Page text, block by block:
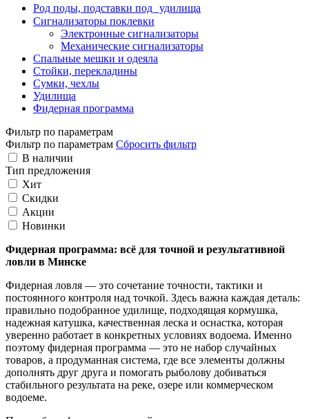
Род поды, подставки под удилища
Сигнализаторы поклевки
Электронные сигнализаторы
Механические сигнализаторы
Спальные мешки и одеяла
Стойки, перекладины
Сумки, чехлы
Удилища
Фидерная программа
Фильтр по параметрам
Фильтр по параметрам Сбросить фильтр
В наличии
Тип предложения
Хит
Скидки
Акции
Новинки
Фидерная программа: всё для точной и результативной
ловли в Минске
Фидерная ловля — это сочетание точности, тактики и
постоянного контроля над точкой. Здесь важна каждая деталь:
правильно подобранное удилище, подходящая кормушка,
надежная катушка, качественная леска и оснастка, которая
уверенно работает в конкретных условиях водоема. Именно
поэтому фидерная программа — это не набор случайных
товаров, а продуманная система, где все элементы должны
дополнять друг друга и помогать рыболову добиваться
стабильного результата на реке, озере или коммерческом
водоеме.